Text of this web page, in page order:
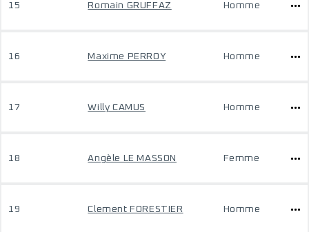
15 Romain GRUFFAZ Homme
16 Maxime PERROY Homme
17 Willy CAMUS Homme
18 Angèle LE MASSON Femme
19 Clement FORESTIER Homme